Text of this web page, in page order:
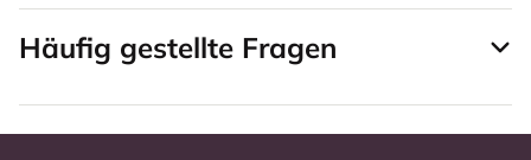
Häufig gestellte Fragen